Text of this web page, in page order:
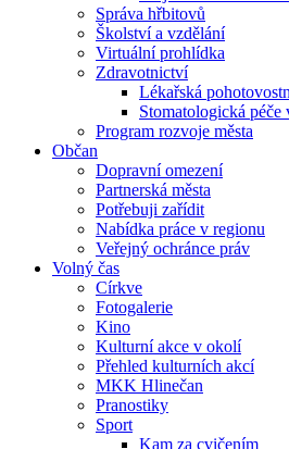
Správa hřbitovů
Školství a vzdělání
Virtuální prohlídka
Zdravotnictví
Lékařská
Stomatologická
Program rozvoje města
Občan
Dopravní omezení
Partnerská města
Potřebuji zařídit
Nabídka práce v regionu
Veřejný ochránce práv
Volný čas
Církve
Fotogalerie
Kino
Kulturní akce v okolí
Přehled kulturních akcí
MKK Hlinečan
Pranostiky
Sport
Kam za cvičením